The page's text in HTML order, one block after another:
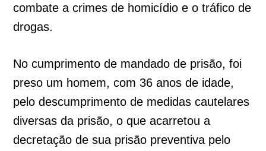
combate a crimes de homicídio e o tráfico de
drogas.
No cumprimento de mandado de prisão, foi
preso um homem, com 36 anos de idade,
pelo descumprimento de medidas cautelares
diversas da prisão, o que acarretou a
decretação de sua prisão preventiva pelo